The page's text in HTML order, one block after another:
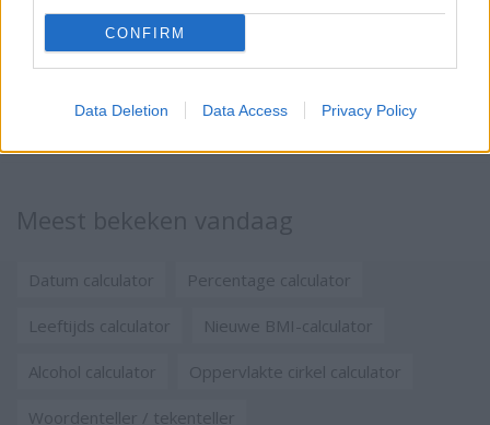
CONFIRM
Data Deletion Data Access Privacy Policy
Datum calculator Percentage calculator
Leeftijds calculator Nieuwe BMI-calculator
Alcohol calculator Oppervlakte cirkel calculator
Woordenteller / tekenteller